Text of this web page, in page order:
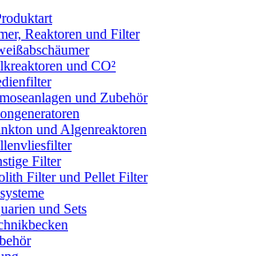
Reaktoren und Filter
und CO²
und Zubehör
und Algenreaktoren
Filter
Filter und Pellet Filter
und Sets